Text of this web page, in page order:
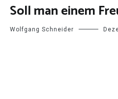
Soll man einem
Wolfgang Schneider